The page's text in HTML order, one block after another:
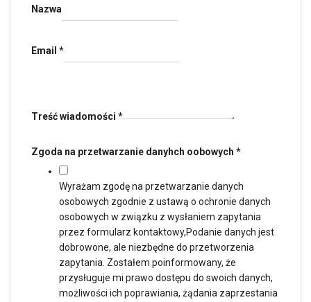
Nazwa
Email *
Treść wiadomości *
Zgoda na przetwarzanie danyhch oobowych *
Wyrażam zgodę na przetwarzanie danych
osobowych zgodnie z ustawą o ochronie danych
osobowych w związku z wysłaniem zapytania
przez formularz kontaktowy,Podanie danych jest
dobrowone, ale niezbędne do przetworzenia
zapytania. Zostałem poinformowany, że
przysługuje mi prawo dostępu do swoich danych,
możliwości ich poprawiania, żądania zaprzestania